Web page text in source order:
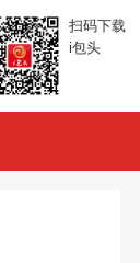
扫码下载
i包头